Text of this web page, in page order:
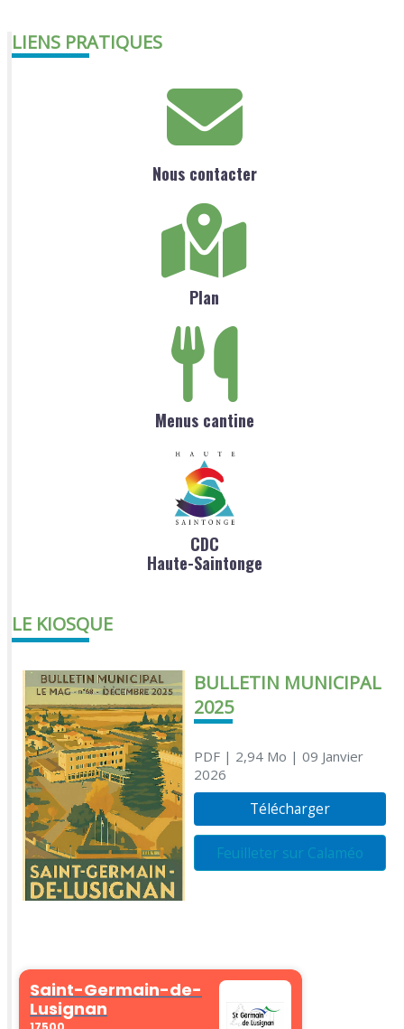
LIENS PRATIQUES
Nous contacter
Plan
Menus cantine
CDC
Haute-Saintonge
LE KIOSQUE
BULLETIN MUNICIPAL
2025
PDF| 2,94 Mo | 09 Janvier
2026
Télécharger
Feuilleter sur Calaméo